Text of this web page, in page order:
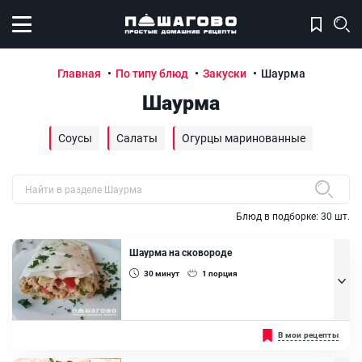
Открыть меню
Главная По типу блюд Закуски Шаурма
Шаурма
Соусы Салаты Огурцы маринованные
Быстрый поиск рецепта по названиюБлюд в подборке: 30 шт.
Шаурма на сковороде
30минут 1 порция
За последние 2 десятилетия шаурма буквально захватила рынок
стрит-фуда во многих городах мира, особенно в местах большого
скопления туристов или с большой проходимостью людей.
В мои рецепты